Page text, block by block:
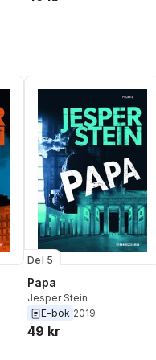
Del 5
Papa
Jesper Stein
E-bok 2019
49 kr